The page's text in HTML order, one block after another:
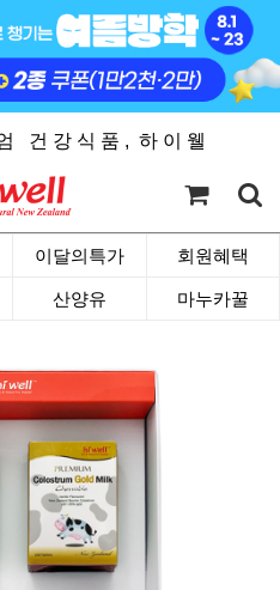
건 강 식 품 , 하 이 웰
이달의특가 회원혜택
산양유 마누카꿀